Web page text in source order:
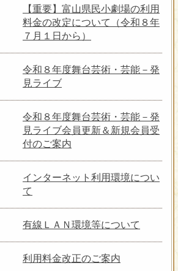
、C.カヴィーナ、R.バルコーニ、F.
ナージらに、古楽演奏理論をD.フラ
ッリに師事。musicadanemo.com
世フィドル
京音楽大学器楽科を卒業後、渡英。
ドホール音楽院を理事長推薦によ
待生としてディプロマを修了。こ
までに、バイオリンを瀬戸瑶子、バ
ックバイオリンを渡邊慶子、R.ポジ
エンライトメント」「ロンドンフ
スティバル・オーケストラ」のメン
として活動。またウィリアム・ク
スティ指揮によるオペラツアーに参
Promusica Baroque Academy」「アント
本が世界に誇るハー
スト吉野直子が現代ハープと古楽器
プを弾きくらべる
出演】江戸家猫八（動物
のまね）、藤本芝裕（三味線漫談）
戸の粋を今に伝える
の実力派が繰り広げる驚異のコラ
レーションライブ
和９年３月２５日（木）浪曲ってお
ろい！ Vol.177
【重要】富山県民小劇場の利用
料金の改定について（令和８年
７月１日から）
令和８年度舞台芸術・芸能－発
見ライブ
令和８年度舞台芸術・芸能－発
見ライブ会員更新＆新規会員受
付のご案内
インターネット利用環境につい
て
有線ＬＡＮ環境等について
利用料金改正のご案内